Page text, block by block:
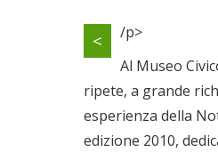
Locandina evento
Il 05/06/2010
<
/p>
Al Museo
ripete, a grande
esperienza della
edizione 2010,